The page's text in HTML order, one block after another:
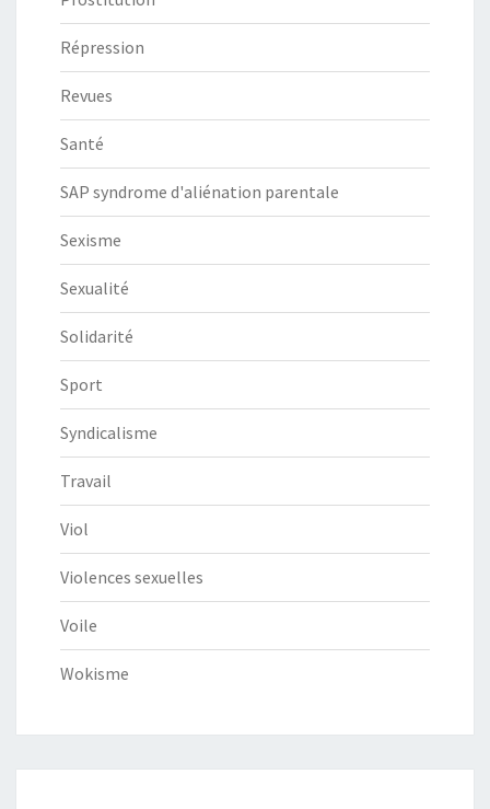
Répression
Revues
Santé
SAP syndrome d'aliénation parentale
Sexisme
Sexualité
Solidarité
Sport
Syndicalisme
Travail
Viol
Violences sexuelles
Voile
Wokisme